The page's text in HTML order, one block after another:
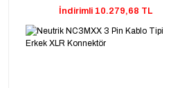
İndirimli 10.279,68 TL